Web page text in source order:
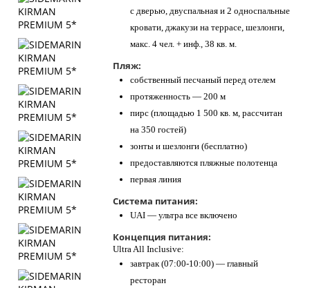
с дверью, двуспальная и 2 односпальные
кровати, джакузи на террасе, шезлонги,
макс. 4 чел. + инф., 38 кв. м.
Пляж:
собственный песчаный перед отелем
протяженность — 200 м
пирс (площадью 1 500 кв. м, рассчитан
на 350 гостей)
зонты и шезлонги (бесплатно)
предоставляются пляжные полотенца
первая линия
Система питания:
UAI — ультра все включено
Концепция питания:
Ultra All Inclusive:
завтрак (07:00-10:00) — главный
ресторан